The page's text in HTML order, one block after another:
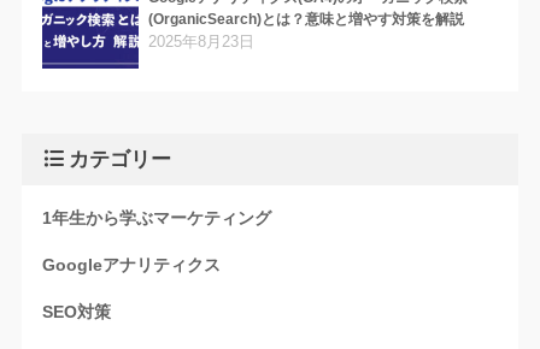
(OrganicSearch)とは？意味と増やす対策を解説
2025年8月23日
カテゴリー
1年生から学ぶマーケティング
Googleアナリティクス
SEO対策